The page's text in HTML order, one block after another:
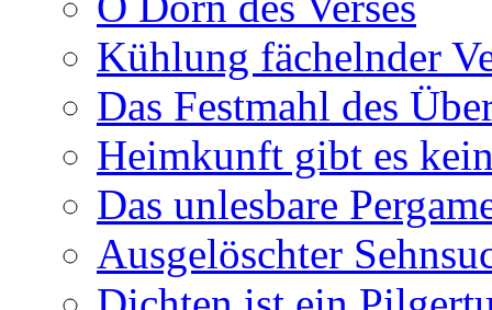
Kühlung fächelnder
Das Festmahl des
Heimkunft gibt es
Das unlesbare
Ausgelöschter